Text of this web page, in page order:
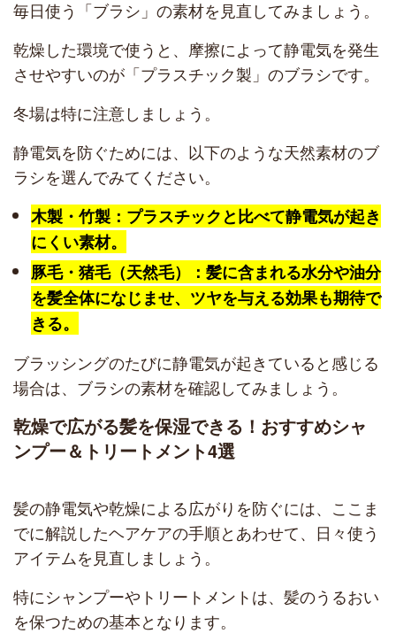
毎日使う「ブラシ」の素材を見直してみましょう。
乾燥した環境で使うと、摩擦によって静電気を発生
させやすいのが「プラスチック製」のブラシです。
冬場は特に注意しましょう。
静電気を防ぐためには、以下のような天然素材のブ
ラシを選んでみてください。
木製・竹製：プラスチックと比べて静電気が起き
にくい素材。
豚毛・猪毛（天然毛）：髪に含まれる水分や油分
を髪全体になじませ、ツヤを与える効果も期待で
きる。
ブラッシングのたびに静電気が起きていると感じる
場合は、ブラシの素材を確認してみましょう。
乾燥で広がる髪を保湿できる！おすすめシャ
ンプー＆トリートメント4選
髪の静電気や乾燥による広がりを防ぐには、ここま
でに解説したヘアケアの手順とあわせて、日々使う
アイテムを見直しましょう。
特にシャンプーやトリートメントは、髪のうるおい
を保つための基本となります。